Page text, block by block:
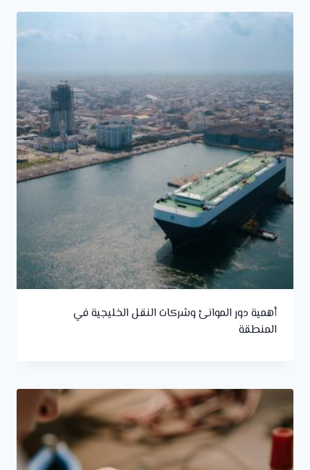
أهمية دور الموانئ وشركات النقل الخليجية في
المنطقة